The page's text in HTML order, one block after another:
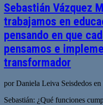
Sebastián Vázquez
trabajamos en
pensando en que
pensamos e
transformador
por Daniela Leiva Seisdedos
Sebastián: ¿Qué funciones